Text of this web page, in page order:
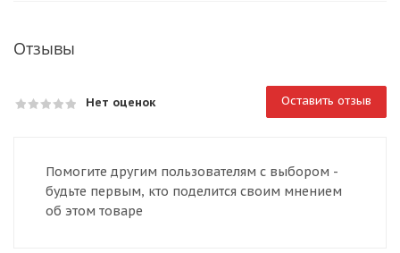
Отзывы
Нет оценок Оставить отзыв
Помогите другим пользователям с выбором -
будьте первым, кто поделится своим мнением
об этом товаре